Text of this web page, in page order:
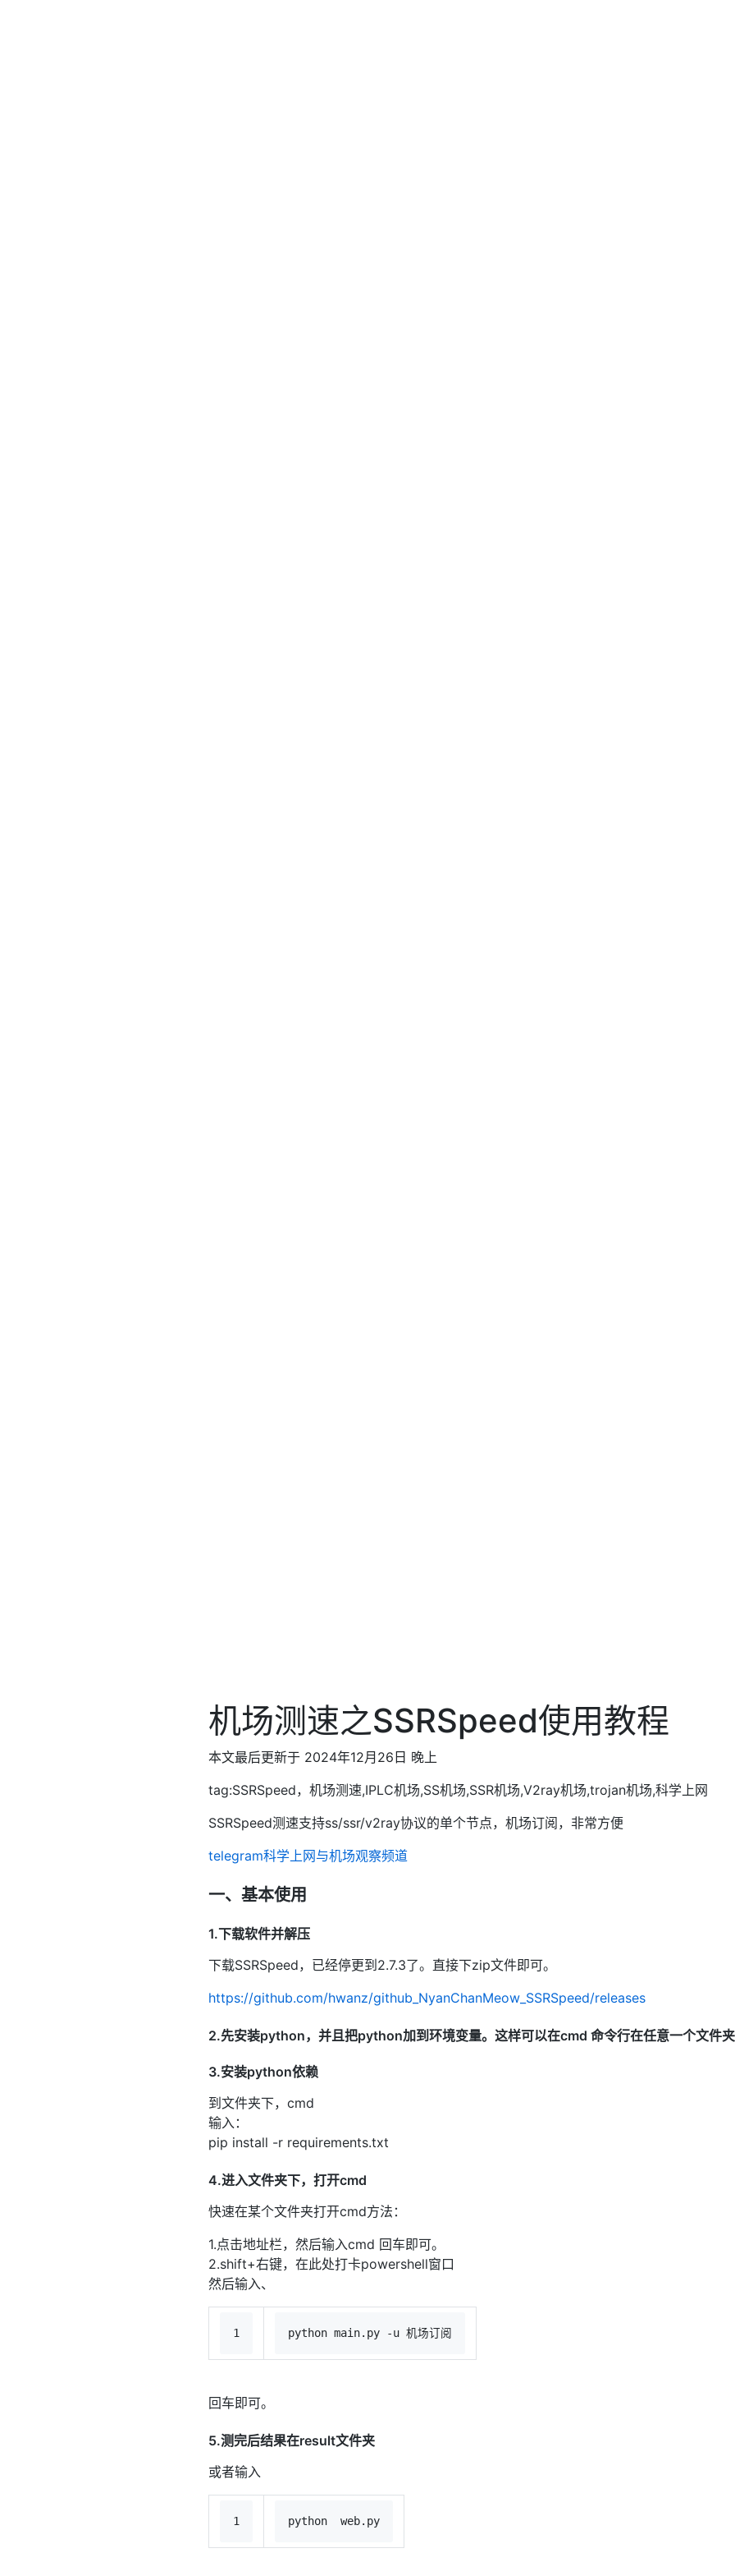
机场测速之SSRSpeed使用教程
本文最后更新于 2024年12月26日 晚上
tag:SSRSpeed，机场测速,IPLC机场,SS机场,SSR机场,V2ray机场,trojan机场,科学上网
SSRSpeed测速支持ss/ssr/v2ray协议的单个节点，机场订阅，非常方便
telegram科学上网与机场观察频道
一、基本使用
1.下载软件并解压
下载SSRSpeed，已经停更到2.7.3了。直接下zip文件即可。
https://github.com/hwanz/github_NyanChanMeow_SSRSpeed/releases
2.先安装python，并且把python加到环境变量。这样可以在cmd 命令行在任意一个文件
3.安装python依赖
到文件夹下，cmd
输入：
pip install -r requirements.txt
4.进入文件夹下，打开cmd
快速在某个文件夹打开cmd方法：
1.点击地址栏，然后输入cmd 回车即可。
2.shift+右键，在此处打卡powershell窗口
然后输入、
1 python main.py -u 机场订阅
回车即可。
5.测完后结果在result文件夹
或者输入
1 python
  web.
py